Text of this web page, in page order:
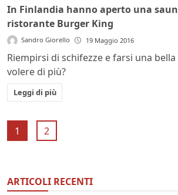
In Finlandia hanno aperto una
ristorante Burger King
Sandro Giorello 19 Maggio 2016
Riempirsi di schifezze e farsi una bella
volere di più?
Leggi di più
1 2
ARTICOLI RECENTI